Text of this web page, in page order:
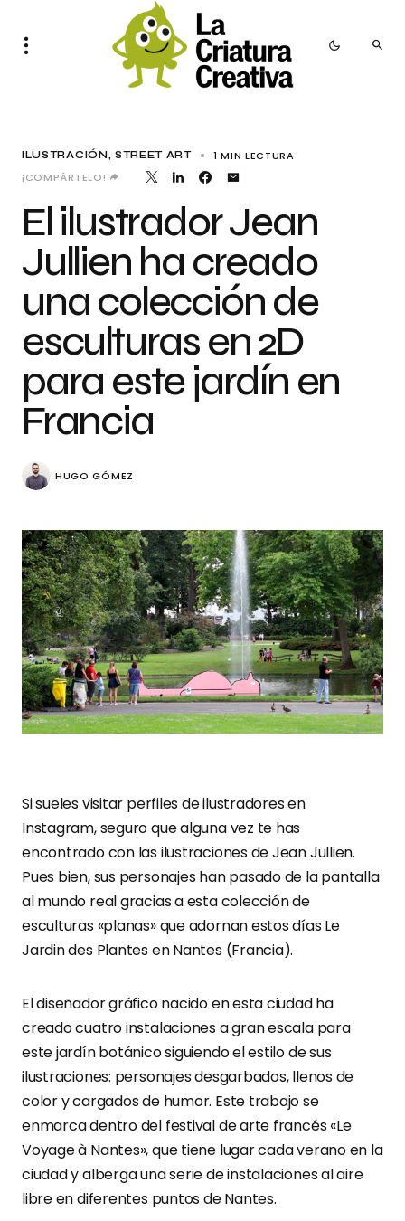
ILUSTRACIÓN STREET ART
1 MIN LECTURA
¡COMPÁRTELO!
El ilustrador Jean
Jullien ha creado
una colección de
esculturas en 2D
para este jardín en
Francia
HUGO GÓMEZ
Si sueles visitar perfiles de ilustradores en
Instagram, seguro que alguna vez te has
encontrado con las ilustraciones de Jean Jullien.
Pues bien, sus personajes han pasado de la pantalla
al mundo real gracias a esta colección de
esculturas «planas» que adornan estos días Le
Jardin des Plantes en Nantes (Francia).
El diseñador gráfico nacido en esta ciudad ha
creado cuatro instalaciones a gran escala para
este jardín botánico siguiendo el estilo de sus
ilustraciones: personajes desgarbados, llenos de
color y cargados de humor. Este trabajo se
enmarca dentro del festival de arte francés «Le
Voyage à Nantes», que tiene lugar cada verano en la
ciudad y alberga una serie de instalaciones al aire
libre en diferentes puntos de Nantes.